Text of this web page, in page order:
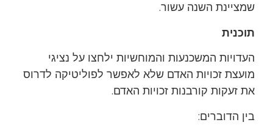
שמציינת השנה עשור.
תוכנית
העדויות המשכנעות והמוחשיות ילחצו על נציגי
מועצת זכויות האדם שלא לאפשר לפוליטיקה לדרוס
את זעקות קורבנות זכויות האדם.
בין הדוברים: